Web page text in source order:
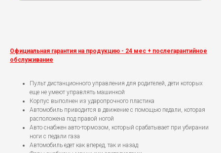
Официальная гарантия на продукцию - 24 мес + послегарантийное
обслуживание
Пульт дистанционного управления для родителей, дети которых
еще не умеют управлять машинкой
Корпус выполнен из ударопрочного пластика
Автомобиль приводится в движение с помощью педали, которая
расположена под правой ногой
Авто снабжен авто-тормозом, который срабатывает при убирании
ноги с педали газа
Автомобиль едет как вперед, так и назад